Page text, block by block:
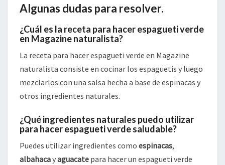
Algunas dudas para resolver.
¿Cuál es la receta para hacer espagueti verde
en Magazine naturalista?
La receta para hacer espagueti verde en Magazine
naturalista consiste en cocinar los espaguetis y luego
mezclarlos con una salsa hecha a base de espinacas y
otros ingredientes naturales.
¿Qué ingredientes naturales puedo utilizar
para hacer espagueti verde saludable?
Puedes utilizar ingredientes como espinacas,
albahacayaguacate para hacer un espagueti verde